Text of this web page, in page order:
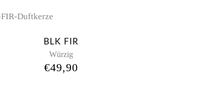
BLK FIR
Würzig
€49,90